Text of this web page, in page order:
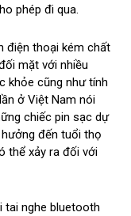
phép đi qua.
điện thoại kém chất
mặt với nhiều
khỏe cũng như tính
ở Việt Nam nói
chiếc pin sạc dự
đến tuổi thọ
thể xảy ra đối với
tai nghe bluetooth